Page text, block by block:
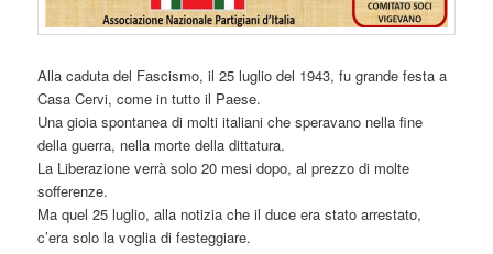
Alla caduta del Fascismo, il 25 luglio del 1943, fu grande festa a
Casa Cervi, come in tutto il Paese.
Una gioia spontanea di molti italiani che speravano nella fine
della guerra, nella morte della dittatura.
La Liberazione verrà solo 20 mesi dopo, al prezzo di molte
sofferenze.
Ma quel 25 luglio, alla notizia che il duce era stato arrestato,
c’era solo la voglia di festeggiare.